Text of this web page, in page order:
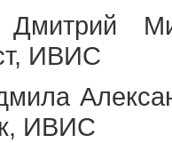
Дмитрий
ИВИС
ИВИС